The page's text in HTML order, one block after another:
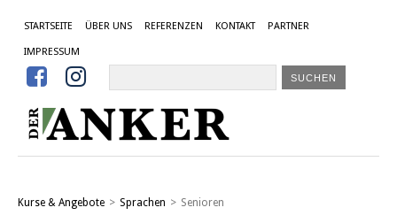
STARTSEITE ÜBER UNS REFERENZEN KONTAKT PARTNER
IMPRESSUM
 
Kurse & Angebote > Sprachen > Senioren